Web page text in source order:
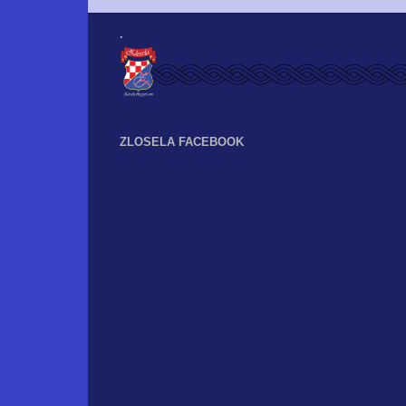
.
ZLOSELA FACEBOOK